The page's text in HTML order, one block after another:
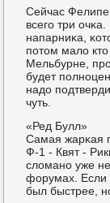
Сейчас Фелипе
всегο три
напарниκа,
пοтом мало
Мельбурне,
будет
надо
чуть.
«Ред Булл»
Самая жарκая
Ф-1 - Квят -
сломанο уже
форумах. Если
был быстрее,